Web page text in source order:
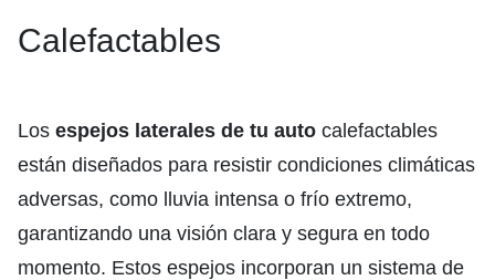
Calefactables
Los espejos laterales de tu auto calefactables
están diseñados para resistir condiciones climáticas
adversas, como lluvia intensa o frío extremo,
garantizando una visión clara y segura en todo
momento. Estos espejos incorporan un sistema de